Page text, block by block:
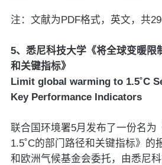
注：文献为PDF格式，英文，共
5、悉尼科技大学《将全球变暖限
和关键指标》
Limit global warming to 1.5˚C
Key Performance Indicators
联合国环境署5月发布了一份名为
1.5˚C的部门路径和关键指标》的
和欧洲气候基金会委托，由悉尼